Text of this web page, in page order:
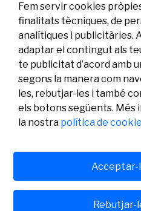
Legal
Avís legal
Activitat
Fem servir cookies
finalitats tècniques, de
analítiques i publicitàries.
adaptar el contingut als
te publicitat d’acord amb
segons la manera com
les, rebutjar-les i també
els botons següents. Més
la nostra política de
Rebutjar-